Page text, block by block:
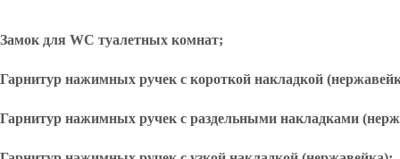
Замок для WC туалетных комнат;
Гарнитур нажимных ручек с короткой накладкой
Гарнитур нажимных ручек с раздельными накладками